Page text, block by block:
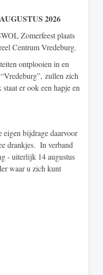
2026
Zomerfeest plaats
Centrum Vredeburg.
ontplooien in en
zullen zich
er ook een hapje en
eigen bijdrage daarvoor
drankjes. In verband
- uiterlijk 14 augustus
waar u zich kunt